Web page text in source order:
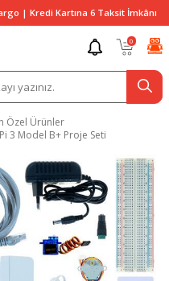
| Kredi Kartına 6 Taksit İmkânı
0
Özel Ürünler
3 Model B+ Proje Seti